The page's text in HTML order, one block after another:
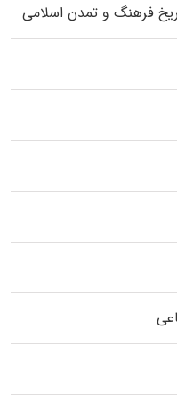
فرهنگ و تمدن اسلامی